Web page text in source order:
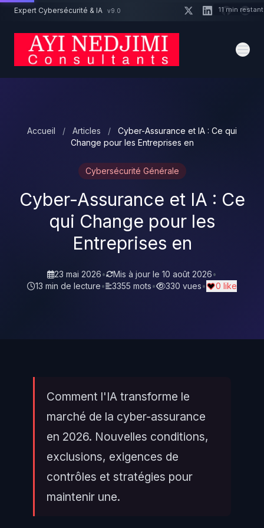
Aller au contenu principal
Expert Cybersécurité & IA v9.0
Accueil / Articles /
Cyber-Assurance et IA : Ce qui
Change pour les Entreprises en
Cybersécurité Générale
Cyber-Assurance et IA : Ce
qui Change pour les
Entreprises en
23 mai 2026• Mis à jour le 10 août 2026•
13 min de lecture• 3355 mots• 330 vues• 0 like
Comment l'IA transforme le
marché de la cyber-assurance
en 2026. Nouvelles conditions,
exclusions, exigences de
contrôles et stratégies pour
maintenir une.
Un projet cybersécurité ? 11 min